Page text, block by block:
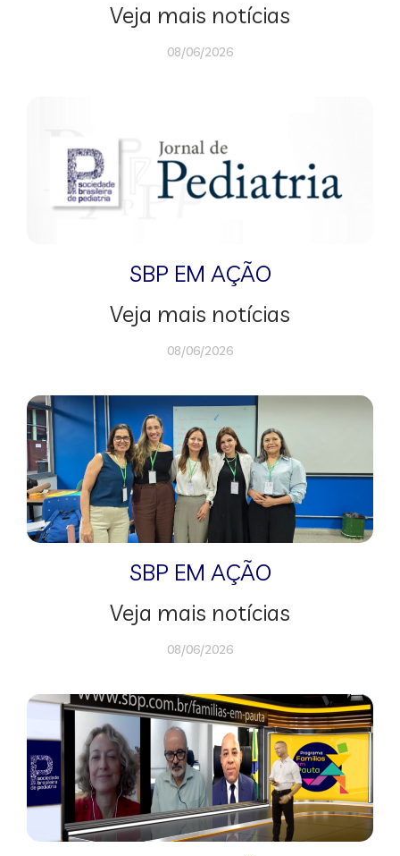
Veja mais notícias
08/06/2026
SBP EM AÇÃO
Veja mais notícias
08/06/2026
SBP EM AÇÃO
Veja mais notícias
08/06/2026